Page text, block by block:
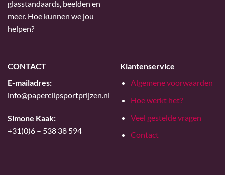
glasstandaards, beelden en
meer. Hoe kunnen we jou
helpen?
CONTACT
E-mailadres:
info@paperclipsportprijzen.nl
Simone Kaak:
+31(0)6 – 538 38 594
Klantenservice
Algemene voorwaarden
Hoe werkt het?
Veel gestelde vragen
Contact